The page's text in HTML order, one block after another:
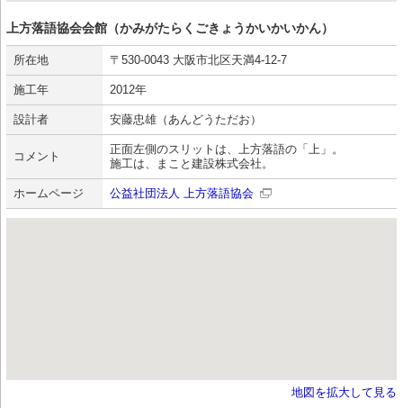
上方落語協会会館（かみがたらくごきょうかいかいかん）
所在地 〒530-0043 大阪市北区天満4-12-7
施工年 2012年
設計者 安藤忠雄（あんどうただお）
コメント
正面左側のスリットは、上方落語の「上」。
施工は、まこと建設株式会社。
ホームページ 公益社団法人 上方落語協会
地図を拡大して見る